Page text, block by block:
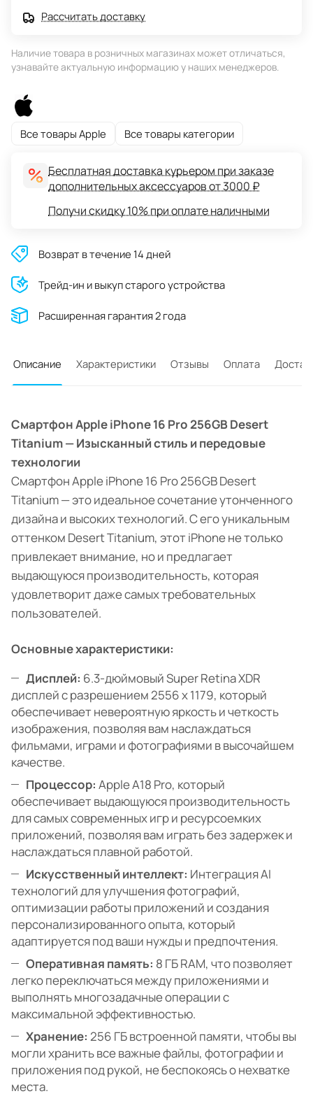
Рассчитать доставку
Наличие товара в розничных магазинах может отличаться,
узнавайте актуальную информацию у наших менеджеров.
Все товары Apple Все товары категории
Бесплатная доставка курьером при заказе
дополнительных аксессуаров от 3000 ₽
Получи скидку 10% при оплате наличными
Возврат в течение 14 дней
Трейд-ин и выкуп старого устройства
Расширенная гарантия 2 года
Описание Характеристики Отзывы Оплата
Смартфон Apple iPhone 16 Pro 256GB Desert
Titanium — Изысканный стиль и передовые
технологии
Смартфон Apple iPhone 16 Pro 256GB Desert
Titanium — это идеальное сочетание утонченного
дизайна и высоких технологий. С его уникальным
оттенком Desert Titanium, этот iPhone не только
привлекает внимание, но и предлагает
выдающуюся производительность, которая
удовлетворит даже самых требовательных
пользователей.
Основные характеристики:
Дисплей: 6.3-дюймовый Super Retina XDR
дисплей с разрешением 2556 x 1179, который
обеспечивает невероятную яркость и четкость
изображения, позволяя вам наслаждаться
фильмами, играми и фотографиями в высочайшем
качестве.
Процессор: Apple A18 Pro, который
обеспечивает выдающуюся производительность
для самых современных игр и ресурсоемких
приложений, позволяя вам играть без задержек и
наслаждаться плавной работой.
Искусственный интеллект: Интеграция AI
технологий для улучшения фотографий,
оптимизации работы приложений и создания
персонализированного опыта, который
адаптируется под ваши нужды и предпочтения.
Оперативная память: 8 ГБ RAM, что позволяет
легко переключаться между приложениями и
выполнять многозадачные операции с
максимальной эффективностью.
Хранение: 256 ГБ встроенной памяти, чтобы вы
могли хранить все важные файлы, фотографии и
приложения под рукой, не беспокоясь о нехватке
места.